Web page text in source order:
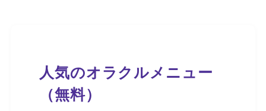
人気のオラクルメニュー
（無料）